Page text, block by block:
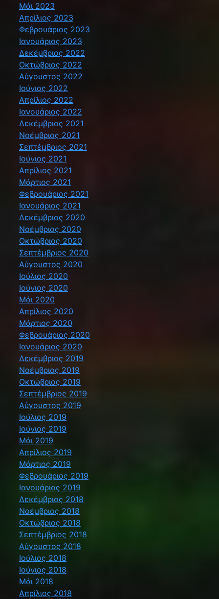
Μάι 2023
Απρίλιος 2023
Φεβρουάριος 2023
Ιανουάριος 2023
Δεκέμβριος 2022
Οκτώβριος 2022
Αύγουστος 2022
Ιούνιος 2022
Απρίλιος 2022
Ιανουάριος 2022
Δεκέμβριος 2021
Νοέμβριος 2021
Σεπτέμβριος 2021
Ιούνιος 2021
Απρίλιος 2021
Μάρτιος 2021
Φεβρουάριος 2021
Ιανουάριος 2021
Δεκέμβριος 2020
Νοέμβριος 2020
Οκτώβριος 2020
Σεπτέμβριος 2020
Αύγουστος 2020
Ιούλιος 2020
Ιούνιος 2020
Μάι 2020
Απρίλιος 2020
Μάρτιος 2020
Φεβρουάριος 2020
Ιανουάριος 2020
Δεκέμβριος 2019
Νοέμβριος 2019
Οκτώβριος 2019
Σεπτέμβριος 2019
Αύγουστος 2019
Ιούλιος 2019
Ιούνιος 2019
Μάι 2019
Απρίλιος 2019
Μάρτιος 2019
Φεβρουάριος 2019
Ιανουάριος 2019
Δεκέμβριος 2018
Νοέμβριος 2018
Οκτώβριος 2018
Σεπτέμβριος 2018
Αύγουστος 2018
Ιούλιος 2018
Ιούνιος 2018
Μάι 2018
Απρίλιος 2018